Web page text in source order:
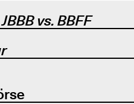
JBBB vs. BBFF